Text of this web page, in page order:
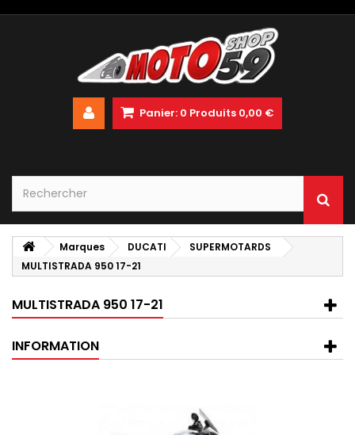
Panier: 0 Produits 0,00 €
Marques DUCATI
SUPERMOTARDS
MULTISTRADA 950 17-21
MULTISTRADA 950 17-21
INFORMATION